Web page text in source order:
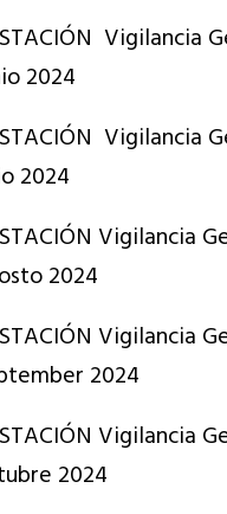
Vigilancia
2024
Vigilancia
2024
Vigilancia
2024
Vigilancia
2024
Vigilancia
2024